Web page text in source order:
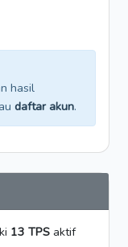
hasil
daftar akun.
13 TPS aktif